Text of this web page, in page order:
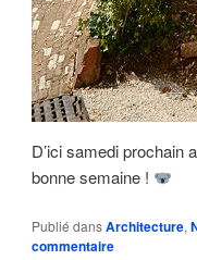
D’ici samedi prochain
bonne semaine !
Publié dansArchitecture,
commentaire